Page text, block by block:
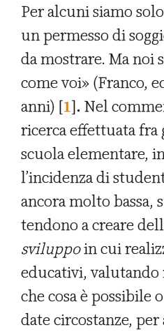
Per alcuni siamo
un permesso di
da mostrare. Ma noi
come voi» (Franco,
anni) [1]. Nel
ricerca effettuata
scuola elementare,
l’incidenza di
ancora molto bassa,
tendono a creare
sviluppoin cui
educativi,
che cosa è possibile
date circostanze,